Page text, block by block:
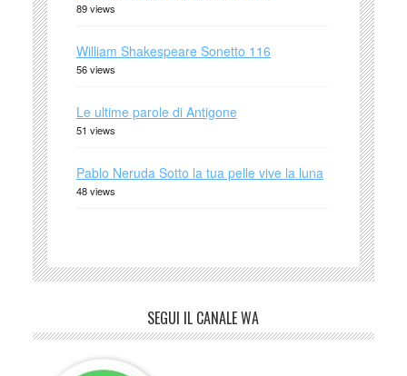
89 views
William Shakespeare Sonetto 116
56 views
Le ultime parole di Antigone
51 views
Pablo Neruda Sotto la tua pelle vive la luna
48 views
SEGUI IL CANALE WA